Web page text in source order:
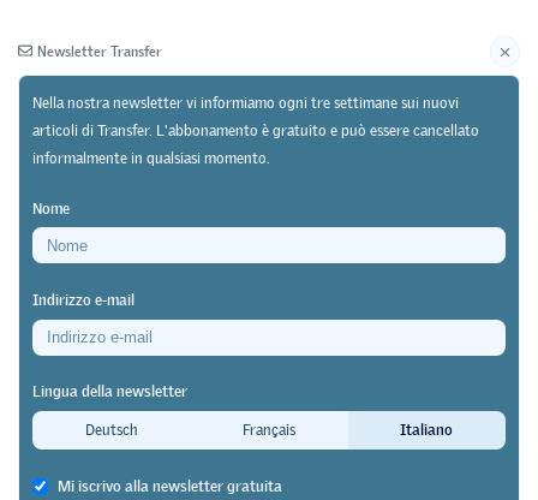
Newsletter Archivio
03/04/23
Replica all'intervista sul Rapporto sul sistema
«Non è il caso di evocare scenari
catastrofici»
Newsletter Transfer
Nella nostra newsletter vi informiamo ogni tre settimane sui nuovi
articoli di Transfer. L'abbonamento è gratuito e può essere cancellato
informalmente in qualsiasi momento.
Nome
Indirizzo e-mail
Lingua della newsletter
Deutsch
Français Italiano
Mi iscrivo alla newsletter gratuita